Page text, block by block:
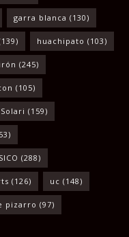
garra blanca (130)
huachipato (103)
(245)
(105)
(159)
(288)
(126) uc (148)
pizarro (97)